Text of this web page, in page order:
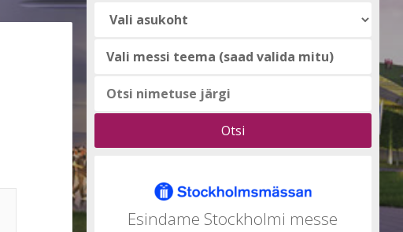
Vali
teema
Esindame Stockholmi messe